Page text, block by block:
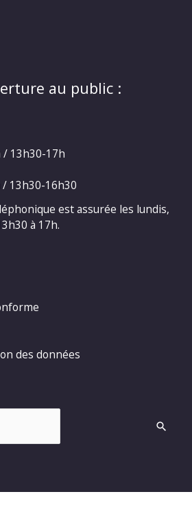
au public :
/ 13h30-17h
13h30-16h30
est assurée les lundis,
à 17h.
des données